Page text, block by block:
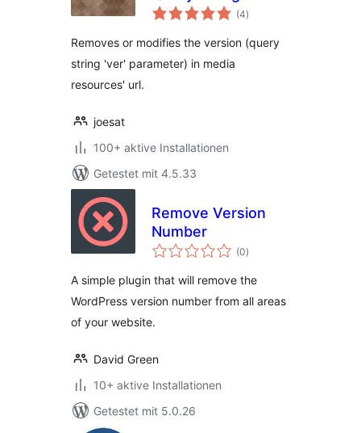
Modifier
(4Bewertungen
insgesamt
)
Removes or modifies the version (query
string 'ver' parameter) in media
resources' url.
joesat
100+ aktive Installationen
Getestet mit 4.5.33
Remove Version
Number
(0Bewertungen
insgesamt
)
A simple plugin that will remove the
WordPress version number from all areas
of your website.
David Green
10+ aktive Installationen
Getestet mit 5.0.26